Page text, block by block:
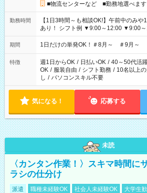
■物流センターなど ■勤務地選べます
勤務時間
【1日3時間～も相談OK!】午前中のみや
あり！ シフト例 ▼9:00～12:00 ▼9:00
▼18:00～21:00
期間 1日だけの単発OK！＃8月～ ＃9月～
特徴 週1日からOK / 日払いOK / 40～50代活
OK / 服装自由 / シフト勤務 / 10名以上
し / パソコンスキル不要
気になる！ 応募する
未読
〈カンタン作業！〉スキマ時間に
ラシの仕分け
派遣 職種未経験OK 社会人未経験OK 大学生